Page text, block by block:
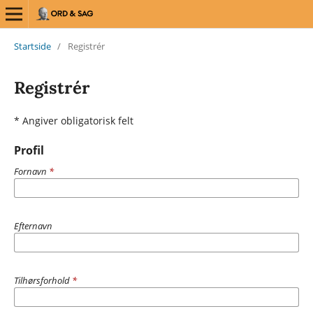
Startside / Registrér
Registrér
* Angiver obligatorisk felt
Profil
Fornavn *
Efternavn
Tilhørsforhold *